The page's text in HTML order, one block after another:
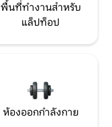
พื้นที่ทำงานสำหรับ
แล็ปท็อป
ห้องออกกำลังกาย